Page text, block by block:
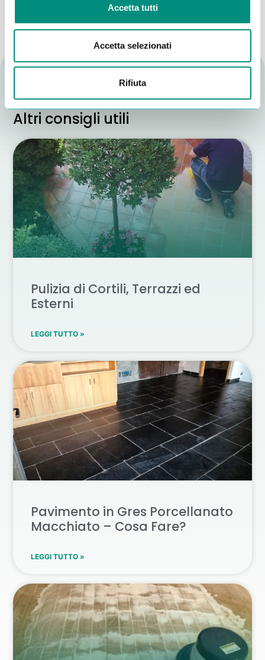
Accetta tutti
Accetta selezionati
Rifiuta
Altri consigli utili
Pulizia di Cortili, Terrazzi ed
Esterni
LEGGI TUTTO »
Pavimento in Gres Porcellanato
Macchiato – Cosa Fare?
LEGGI TUTTO »